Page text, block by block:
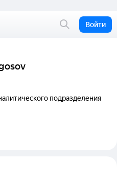
Войти
подразделения